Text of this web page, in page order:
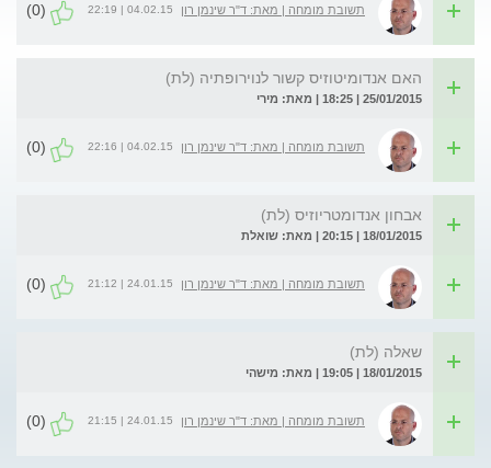
תשובת מומחה | מאת: ד"ר שינמן רון 04.02.15 | 22:19
(0)
האם אנדומיטוזיס קשור לנוירופתיה (לת)
25/01/2015 | 18:25 | מאת: מירי
תשובת מומחה | מאת: ד"ר שינמן רון 04.02.15 | 22:16
(0)
אבחון אנדומטריוזיס (לת)
18/01/2015 | 20:15 | מאת: שואלת
תשובת מומחה | מאת: ד"ר שינמן רון 24.01.15 | 21:12
(0)
שאלה (לת)
18/01/2015 | 19:05 | מאת: מישהי
תשובת מומחה | מאת: ד"ר שינמן רון 24.01.15 | 21:15
(0)